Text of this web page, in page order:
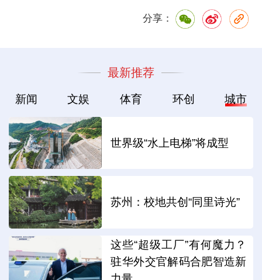
分享：
最新推荐
新闻 文娱 体育 环创 城市
世界级“水上电梯”将成型
苏州：校地共创“同里诗光”
这些“超级工厂”有何魔力？
驻华外交官解码合肥智造新